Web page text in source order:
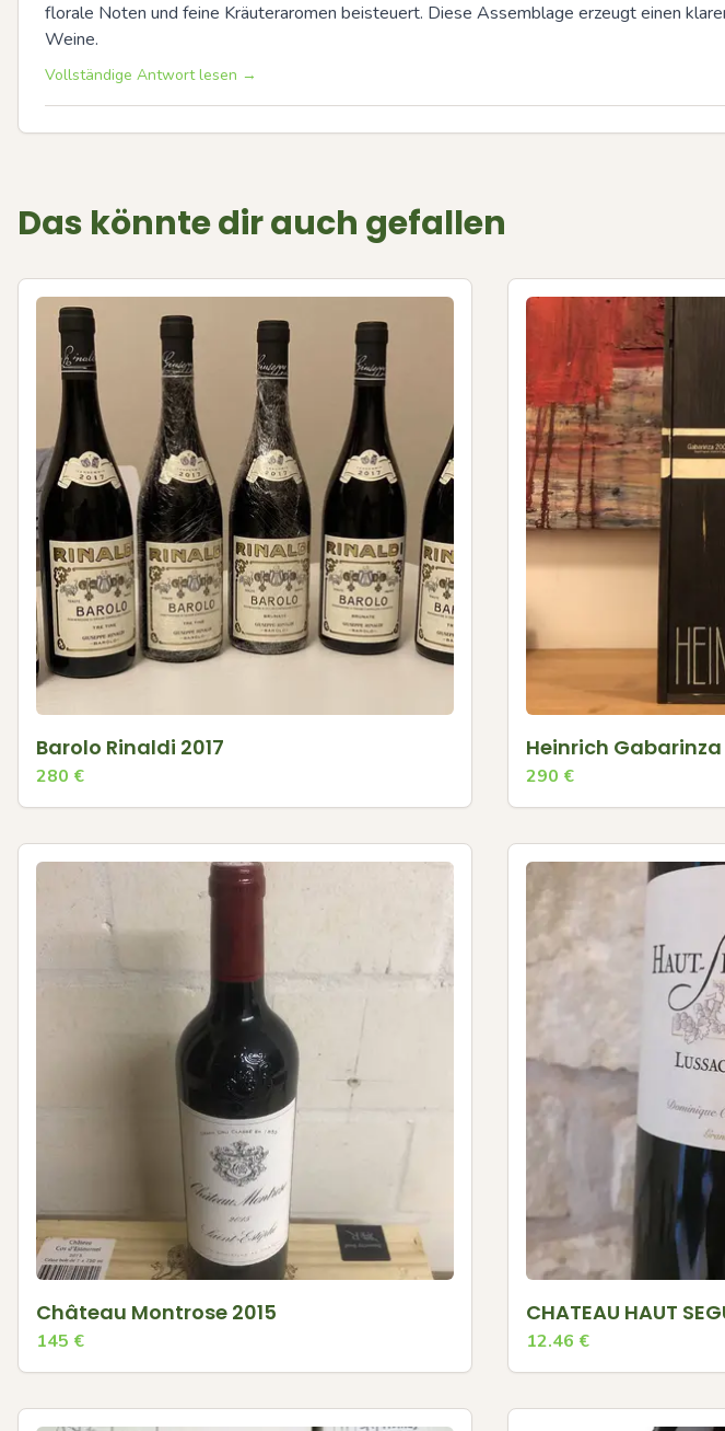
florale Noten und feine Kräuteraromen beisteuert. Diese Assemblage erzeugt einen
Weine.
Vollständige Antwort lesen →
Das könnte dir auch gefallen
Barolo Rinaldi 2017
280 €
Heinrich Gabarinza
290 €
Château Montrose 2015
145 €
CHATEAU HAUT
12.46 €